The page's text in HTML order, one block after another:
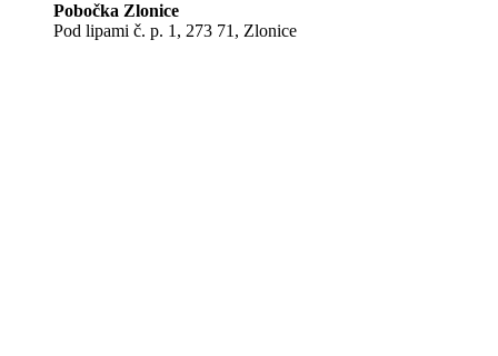
Pobočka Zlonice
Pod lipami č. p. 1, 273 71, Zlonice